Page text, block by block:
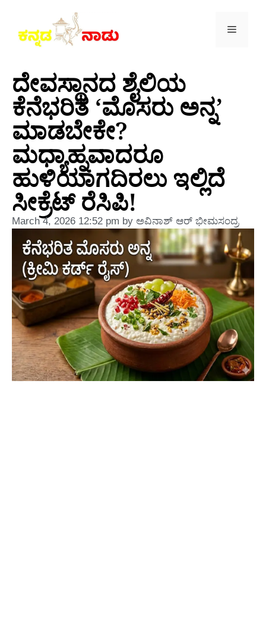
ದೇವಸ್ಥಾನದ ಶೈಲಿಯ
ಕೆನೆಭರಿತ ‘ಮೊಸರು ಅನ್ನ’
ಮಾಡಬೇಕೇ?
ಮಧ್ಯಾಹ್ನವಾದರೂ
ಹುಳಿಯಾಗದಿರಲು ಇಲ್ಲಿದೆ
ಸೀಕ್ರೆಟ್ ರೆಸಿಪಿ!
March 4, 2026 12:52 pm by ಅವಿನಾಶ್‌ ಆರ್‌ ಭೀಮಸಂದ್ರ